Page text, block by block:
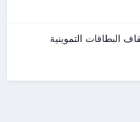
البطاقات التموينية